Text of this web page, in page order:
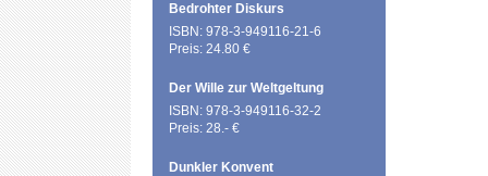
Bedrohter Diskurs
ISBN: 978-3-949116-21-6
Preis: 24.80 €
Der Wille zur Weltgeltung
ISBN: 978-3-949116-32-2
Preis: 28.- €
Dunkler Konvent